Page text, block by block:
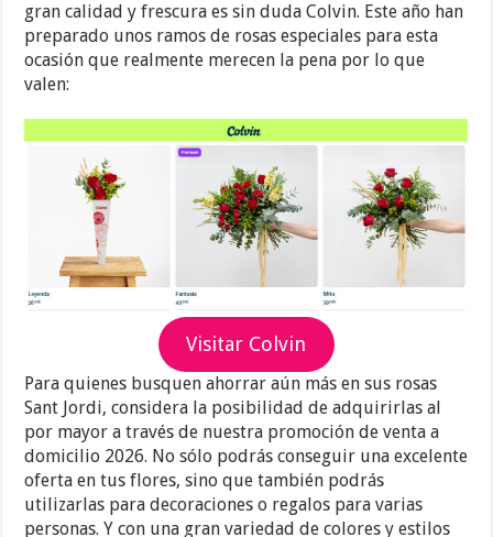
gran calidad y frescura es sin duda Colvin. Este año han
preparado unos ramos de rosas especiales para esta
ocasión que realmente merecen la pena por lo que
valen:
Visitar Colvin
Para quienes busquen ahorrar aún más en sus rosas
Sant Jordi, considera la posibilidad de adquirirlas al
por mayor a través de nuestra promoción de venta a
domicilio 2026. No sólo podrás conseguir una excelente
oferta en tus flores, sino que también podrás
utilizarlas para decoraciones o regalos para varias
personas. Y con una gran variedad de colores y estilos